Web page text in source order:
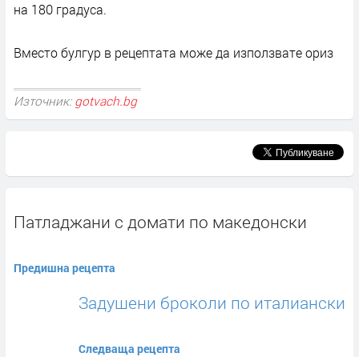
на 180 градуса.
Вместо булгур в рецептата може да използвате ориз
Източник: gotvach.bg
Патладжани с домати по македонски
Предишна рецепта
Задушени броколи по италиански
Следваща рецепта